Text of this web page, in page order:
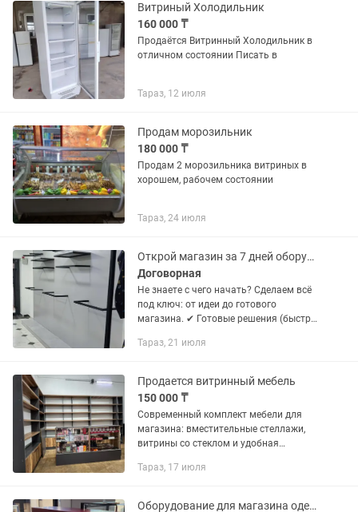
Витриный Холодильник
160 000 ₸
Продаётся Витринный Холодильник в
отличном состоянии Писать в
Тараз, 12 июля
Продам морозильник
180 000 ₸
Продам 2 морозильника витриных в
хорошем, рабочем состоянии
Тараз, 24 июля
Открой магазин за 7 дней оборудование под ключ
Договорная
Не знаете с чего начать? Сделаем всё
под ключ: от идеи до готового
магазина. ✔ Готовые решения (быстро
✔ Производство без посредников 📦
Тараз, 21 июля
Продается витринный мебель
150 000 ₸
Современный комплект мебели для
магазина: вместительные стеллажи,
витрины со стеклом и удобная
магазинов аксессуаров, косметики,
Тараз, 17 июля
Оборудование для магазина одежды под ключ